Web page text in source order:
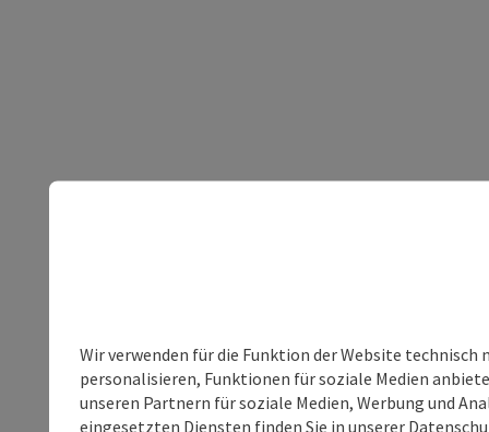
Wir verwenden für die Funktion der Website
personalisieren, Funktionen für soziale Medien
unseren Partnern für soziale Medien, Werbung und
eingesetzten Diensten finden Sie in unserer